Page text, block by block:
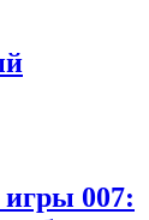
игры 007: